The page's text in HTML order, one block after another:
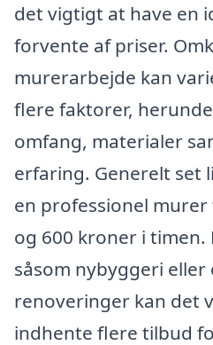
det vigtigt at have en
forvente af priser.
murerarbejde kan
flere faktorer,
omfang, materialer
erfaring. Generelt set
en professionel murer
og 600 kroner i
såsom nybyggeri
renoveringer kan det
indhente flere tilbud